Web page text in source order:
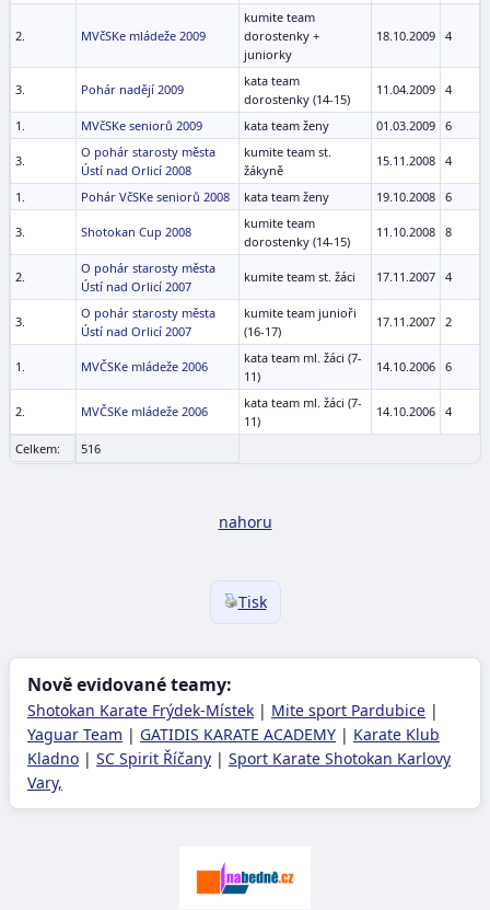
2. MVčSKe mládeže 2009
kumite team
dorostenky +
juniorky
18.10.2009 4
3. Pohár nadějí 2009
kata team
dorostenky (14-15)
11.04.2009 4
1. MVčSKe seniorů 2009 kata team ženy 01.03.2009 6
3.
O pohár starosty města
Ústí nad Orlicí 2008
kumite team st.
žákyně
15.11.2008 4
1. Pohár VčSKe seniorů 2008 kata team ženy 19.10.2008 6
3. Shotokan Cup 2008
kumite team
dorostenky (14-15)
11.10.2008 8
2.
O pohár starosty města
Ústí nad Orlicí 2007
kumite team st. žáci 17.11.2007 4
3.
O pohár starosty města
Ústí nad Orlicí 2007
kumite team junioři
(16-17)
17.11.2007 2
1. MVČSKe mládeže 2006
kata team ml. žáci (7-
11)
14.10.2006 6
2. MVČSKe mládeže 2006
kata team ml. žáci (7-
11)
14.10.2006 4
Celkem: 516
nahoru
Tisk
Nově evidované teamy:
Shotokan Karate Frýdek-Místek | Mite sport Pardubice |
Yaguar Team | GATIDIS KARATE ACADEMY | Karate Klub
Kladno | SC Spirit Říčany | Sport Karate Shotokan Karlovy
Vary,